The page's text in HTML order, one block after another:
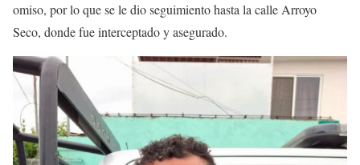
omiso, por lo que se le dio seguimiento hasta la calle Arroyo
Seco, donde fue interceptado y asegurado.